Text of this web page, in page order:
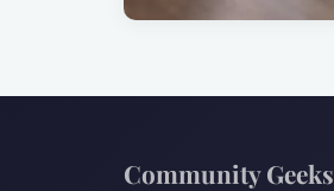
Community Geeks